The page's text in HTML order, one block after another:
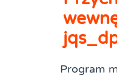
Program